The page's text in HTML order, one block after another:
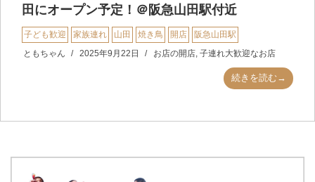
田にオープン予定！＠阪急山田駅付近
子ども歓迎 家族連れ 山田 焼き鳥 開店
阪急山田駅
ともちゃん
2025年9月22日 お店の開店 子連れ大歓迎なお店
続きを読む→